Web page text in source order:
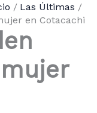
Las Últimas
en Cotacachi